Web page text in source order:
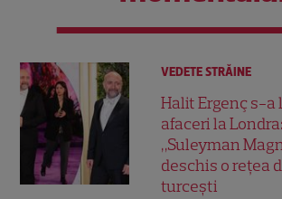
VEDETE STRĂINE
Halit Ergenç s-a
afaceri la
„Suleyman
deschis o rețea
turcești